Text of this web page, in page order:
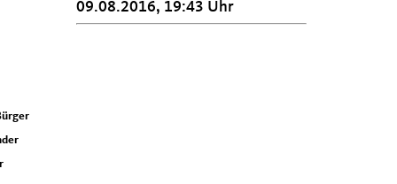
09.08.2016, 19:43 Uhr